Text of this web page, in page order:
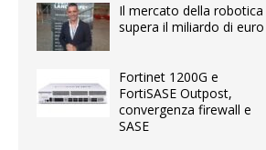
Il mercato della robotica
supera il miliardo di euro
Fortinet 1200G e
FortiSASE Outpost,
convergenza firewall e
SASE